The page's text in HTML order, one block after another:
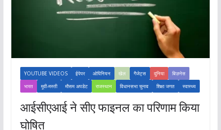
YOUTUBE VIDEOS ईपेपर ओपिनियन खेल गैजेट्स दुनिया
बिज़नेस
भारत
मूवी-मस्ती मौसम अपडेट राजस्थान विधानसभा चुनाव शिक्षा जगत स्वास्थ्य
आईसीएआई ने सीए फाइनल का परिणाम किया
घोषित